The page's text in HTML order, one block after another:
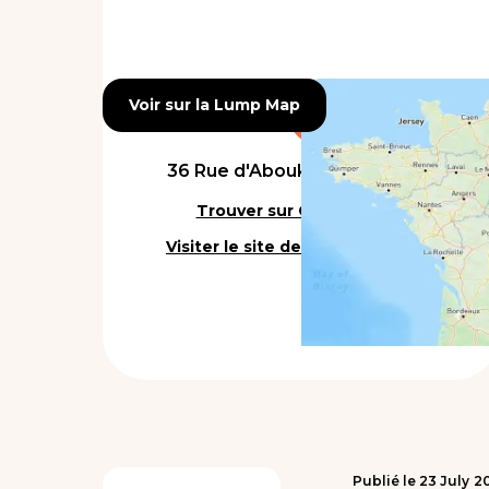
Voir sur la Lump Map
Voir sur la Lump Map
36 Rue d'Aboukir, 75002 Paris
Trouver sur Google Maps
Visiter le site de l'établissement
Publié le 23 July